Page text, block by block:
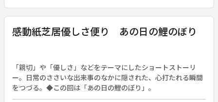
家・和泉屋の寮に暮らす三冬は、押し入った賊を追い払う。心
配した小兵衛は警護のために大治郎を出向かせるが、賊は三冬
ではなく、別のものを狙っていた。火曜時代劇。
感動紙芝居優しさ便り あの日の鯉のぼり
「親切」や「優しさ」などをテーマにしたショートストーリ
ー。日常のささいな出来事のなかに隠された、心打たれる瞬間
をつづる。◆この回は「あの日の鯉のぼり」。